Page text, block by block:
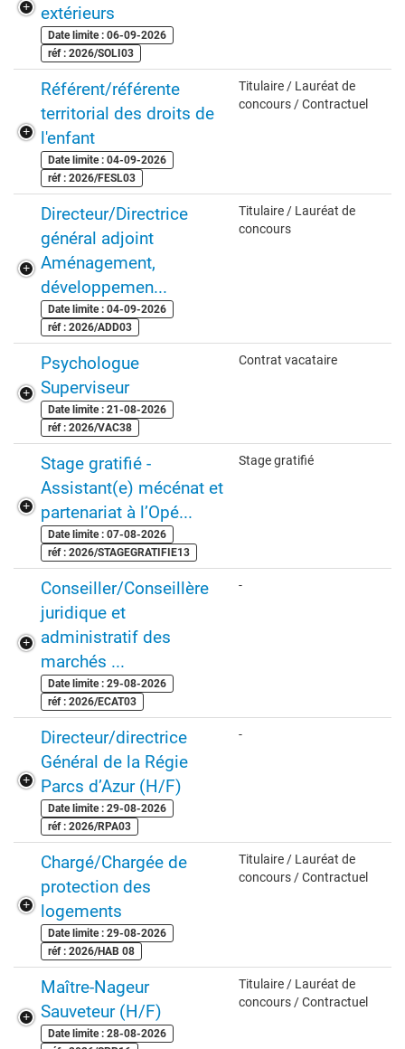
extérieurs
Date limite : 06-09-2026
réf : 2026/SOLI03
Référent/référente
territorial des droits de
l'enfant
Date limite : 04-09-2026
réf : 2026/FESL03
Titulaire / Lauréat de
concours / Contractuel
Directeur/Directrice
général adjoint
Aménagement,
développemen...
Date limite : 04-09-2026
réf : 2026/ADD03
Titulaire / Lauréat de
concours
Psychologue
Superviseur
Date limite : 21-08-2026
réf : 2026/VAC38
Contrat vacataire
Stage gratifié -
Assistant(e) mécénat et
partenariat à l’Opé...
Date limite : 07-08-2026
réf : 2026/STAGEGRATIFIE13
Stage gratifié
Conseiller/Conseillère
juridique et
administratif des
marchés ...
Date limite : 29-08-2026
réf : 2026/ECAT03
-
Directeur/directrice
Général de la Régie
Parcs d’Azur (H/F)
Date limite : 29-08-2026
réf : 2026/RPA03
-
Chargé/Chargée de
protection des
logements
Date limite : 29-08-2026
réf : 2026/HAB 08
Titulaire / Lauréat de
concours / Contractuel
Maître-Nageur
Sauveteur (H/F)
Date limite : 28-08-2026
Titulaire / Lauréat de
concours / Contractuel